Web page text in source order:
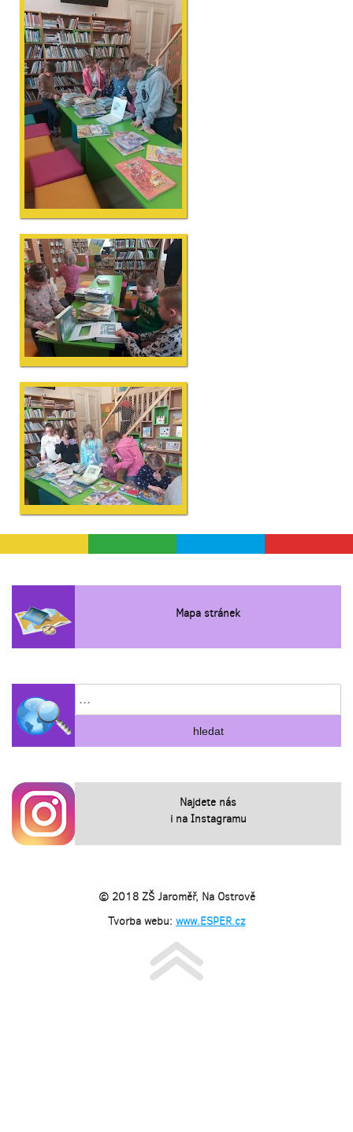
Mapa stránek
Najdete nás
i na Instagramu
© 2018 ZŠ Jaroměř, Na Ostrově
Tvorba webu: www.ESPER.cz